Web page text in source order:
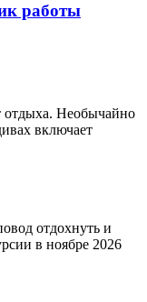
работы
Необычайно
включает
отдохнуть и
в ноябре 2026